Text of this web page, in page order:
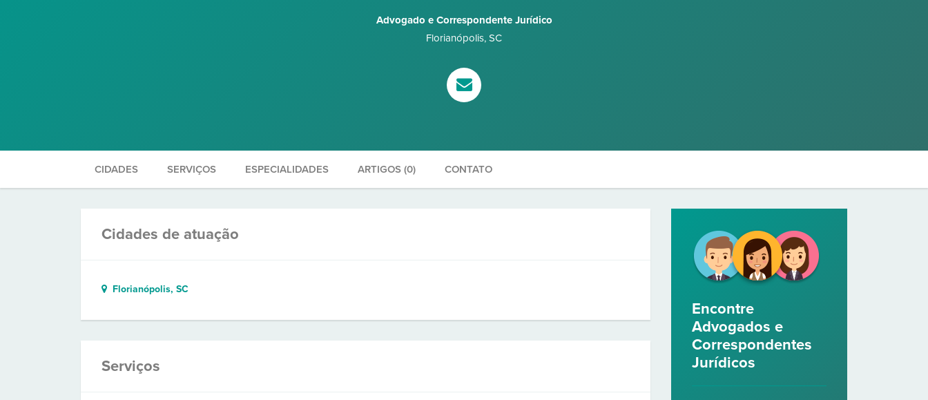
Advogado e Correspondente Jurídico
Florianópolis, SC
CIDADES SERVIÇOS ESPECIALIDADES ARTIGOS (0) CONTATO
Cidades de atuação
Florianópolis, SC
Serviços
Encontre
Advogados e
Correspondentes
Jurídicos